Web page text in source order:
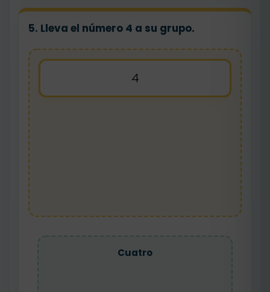
5. Lleva el número 4 a su grupo.
4
Cuatro